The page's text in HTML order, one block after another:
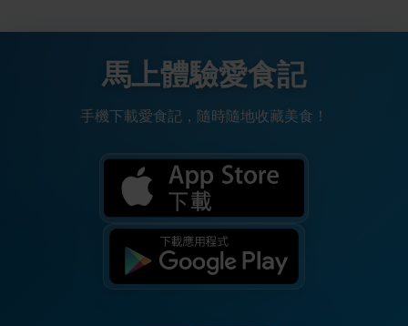
馬上體驗愛食記
手機下載愛食記，隨時隨地收藏美食！